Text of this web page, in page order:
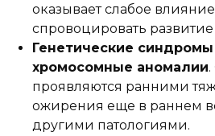
оказывает слабое
спровоцировать
Генетические
хромосомные аномалии
проявляются ранними
ожирения еще в раннем
другими патологиями.